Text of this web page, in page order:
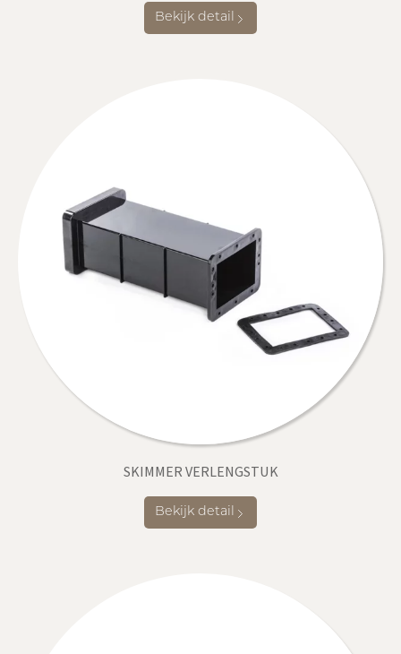
Bekijk detail
SKIMMER VERLENGSTUK
Bekijk detail